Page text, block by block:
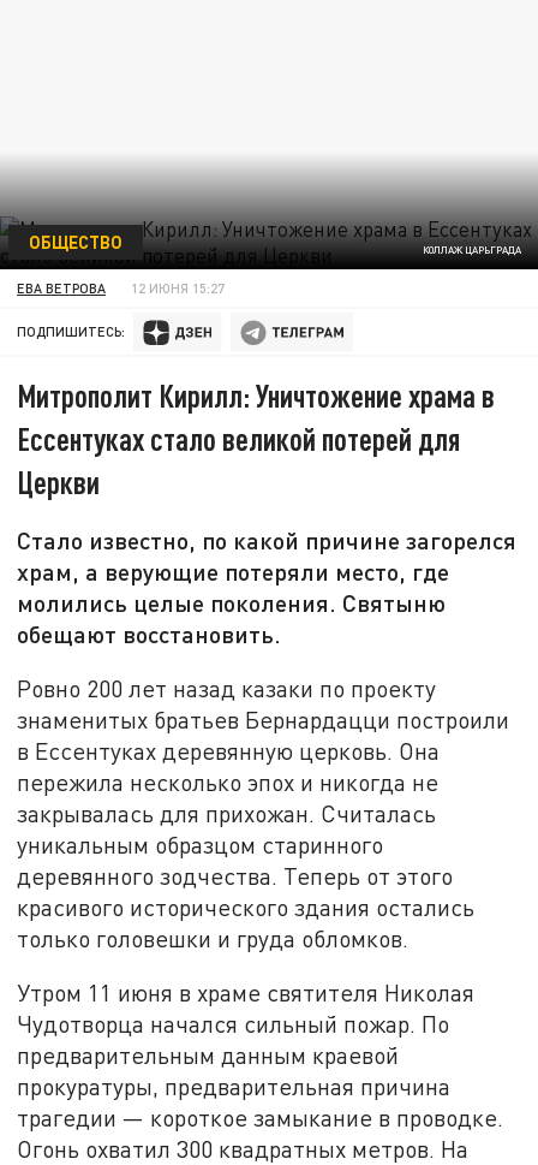
КОЛЛАЖ ЦАРЬГРАДА
ОБЩЕСТВО
ЕВА ВЕТРОВА 12 ИЮНЯ 15:27
ПОДПИШИТЕСЬ:
Митрополит Кирилл: Уничтожение храма в
Ессентуках стало великой потерей для
Церкви
Стало известно, по какой причине загорелся
храм, а верующие потеряли место, где
молились целые поколения. Святыню
обещают восстановить.
Ровно 200 лет назад казаки по проекту
знаменитых братьев Бернардацци построили
в Ессентуках деревянную церковь. Она
пережила несколько эпох и никогда не
закрывалась для прихожан. Считалась
уникальным образцом старинного
деревянного зодчества. Теперь от этого
красивого исторического здания остались
только головешки и груда обломков.
Утром 11 июня в храме святителя Николая
Чудотворца начался сильный пожар. По
предварительным данным краевой
прокуратуры, предварительная причина
трагедии — короткое замыкание в проводке.
Огонь охватил 300 квадратных метров. На